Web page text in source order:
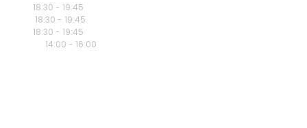
18:30 - 19:45
18:30 - 19:45
18:30 - 19:45
14:00 - 16:00